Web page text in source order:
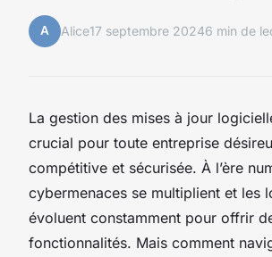
A Alice17 septembre 20246 min de
La gestion des mises à jour
crucial pour toute entreprise
compétitive et sécurisée. À l’ère
cybermenaces se multiplient et les
évoluent constamment pour offrir
fonctionnalités. Mais comment